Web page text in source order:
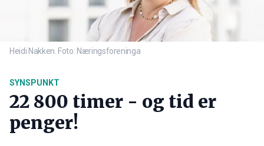
Heidi Nakken. Foto: Næringsforeninga
SYNSPUNKT
22 800 timer - og tid er
penger!